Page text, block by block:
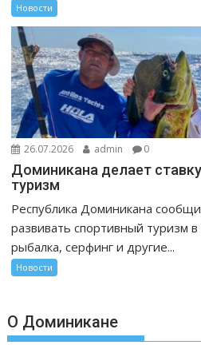
Новости
26.07.2026 admin 0
Доминикана делает
туризм
Республика Доминикана
развивать спортивный туризм
рыбалка, серфинг и другие...
Новости
О Доминикане